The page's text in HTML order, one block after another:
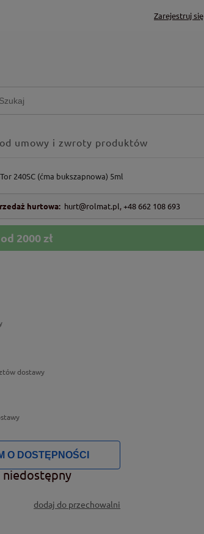
Zarejestruj się
umowy i zwroty produktów
240SC (ćma bukszapnowa) 5ml
hurtowa: hurt@rolmat.pl,+48 662 108 693
2000 zł
dostawy
O DOSTĘPNOŚCI
dodaj do przechowalni